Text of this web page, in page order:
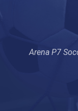
Arena P7